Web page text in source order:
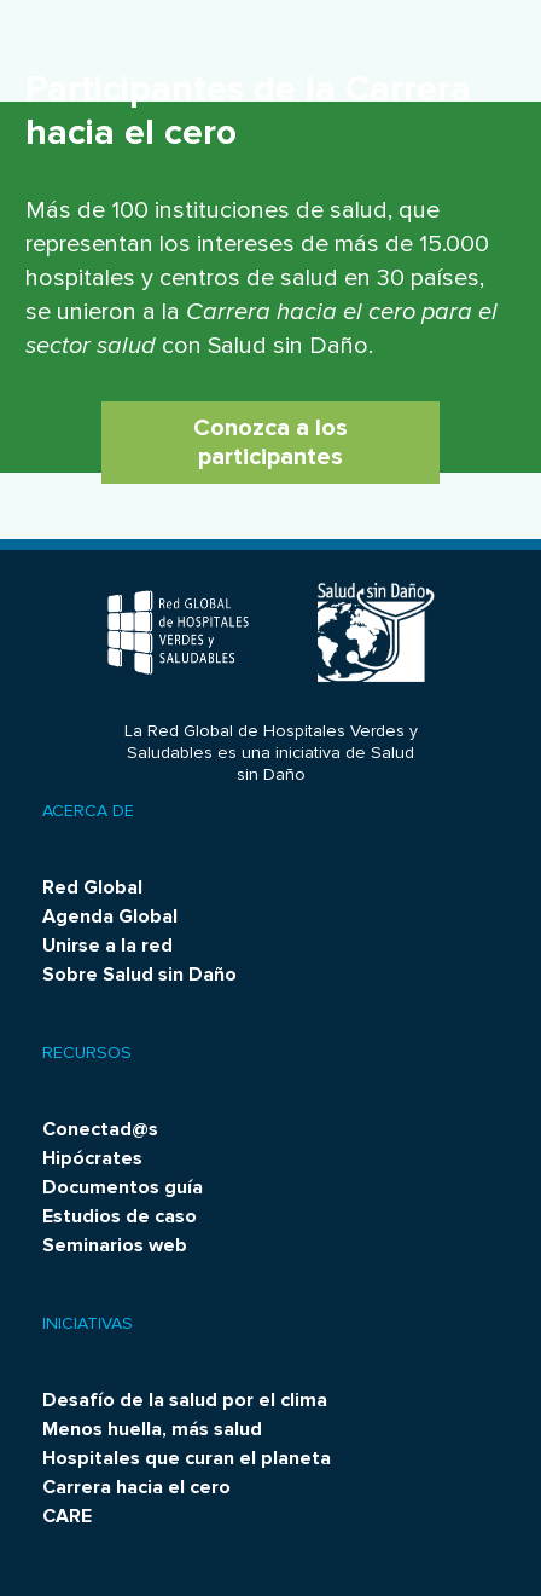
hacia el cero
Más de 100 instituciones de salud, que
representan los intereses de más de 15.000
hospitales y centros de salud en 30 países,
se unieron a la Carrera hacia el cero para el
sector salud con Salud sin Daño.
Conozca a los
participantes
La Red Global de Hospitales Verdes y
Saludables es una iniciativa de Salud
sin Daño
menu
ACERCA DE
Red Global
Agenda Global
Unirse a la red
Sobre Salud sin Daño
RECURSOS
Conectad@s
Hipócrates
Documentos guía
Estudios de caso
Seminarios web
INICIATIVAS
Desafío de la salud por el clima
Menos huella, más salud
Hospitales que curan el planeta
Carrera hacia el cero
CARE